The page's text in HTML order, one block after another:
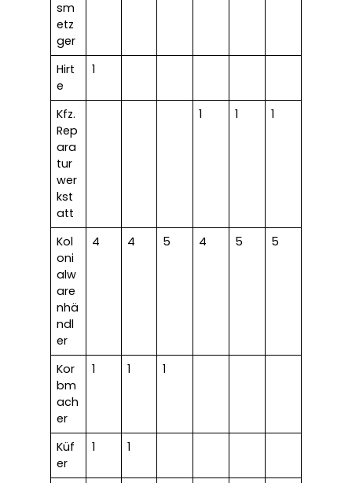
sm
etz
ger
Hirt
e
1
Kfz.
Rep
ara
tur
wer
kst
att
1 1 1
Kol
oni
alw
are
nhä
ndl
er
4 4 5 4 5 5
Kor
bm
ach
er
1 1 1
Küf
er
1 1